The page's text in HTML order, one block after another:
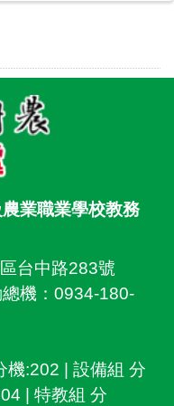
業職業學校教務
台中路283號
機：0934-180-
機:202 | 設備組 分
| 特教組 分